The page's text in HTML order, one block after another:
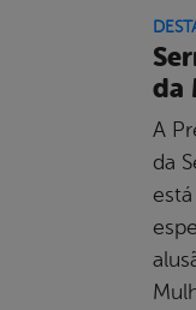
da
A
da